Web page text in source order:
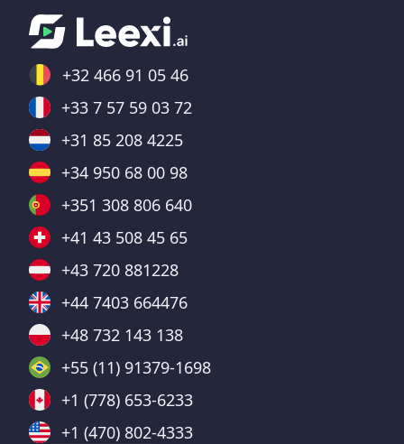
+32 466 91 05 46
+33 7 57 59 03 72
+31 85 208 4225
+34 950 68 00 98
+351 308 806 640
+41 43 508 45 65
+43 720 881228
+44 7403 664476
+48 732 143 138
+55 (11) 91379-1698
+1 (778) 653-6233
+1 (470) 802-4333